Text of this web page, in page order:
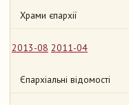
Храми єпархії
2013-08 2011-04
Єпархіальні відомості